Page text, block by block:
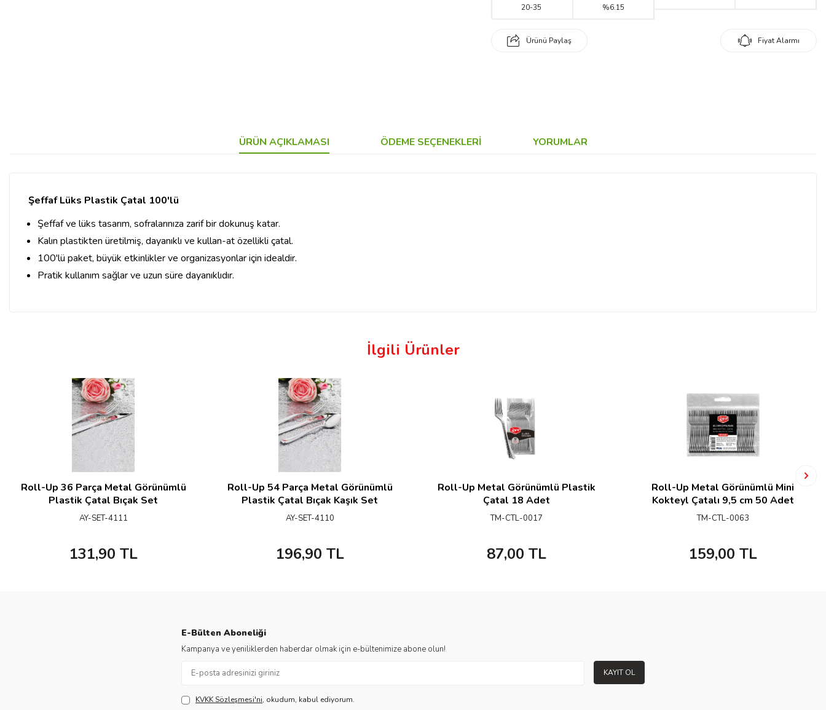
20-35 %6.15
Ürünü Paylaş Fiyat Alarmı
ÜRÜN AÇIKLAMASI ÖDEME SEÇENEKLERI YORUMLAR
Şeffaf Lüks Plastik Çatal 100'lü
Şeffaf ve lüks tasarım, sofralarınıza zarif bir dokunuş katar.
Kalın plastikten üretilmiş, dayanıklı ve kullan-at özellikli çatal.
100'lü paket, büyük etkinlikler ve organizasyonlar için idealdir.
Pratik kullanım sağlar ve uzun süre dayanıklıdır.
İlgili Ürünler
Roll-Up 36 Parça Metal Görünümlü
Plastik Çatal Bıçak Set
AY-SET-4111
131,90 TL
Roll-Up 54 Parça Metal Görünümlü
Plastik Çatal Bıçak Kaşık Set
AY-SET-4110
196,90 TL
Roll-Up Metal Görünümlü Plastik
Çatal 18 Adet
TM-CTL-0017
87,00 TL
Roll-Up Metal Görünümlü Mini
Kokteyl Çatalı 9,5 cm 50 Adet
TM-CTL-0063
159,00 TL
E-Bülten Aboneliği
Kampanya ve yeniliklerden haberdar olmak için e-bültenimize abone olun!
KAYIT OL
KVKK Sözleşmesi'ni, okudum, kabul ediyorum.